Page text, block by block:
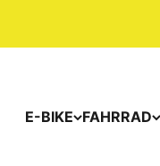
E-BIKE FAHRRAD